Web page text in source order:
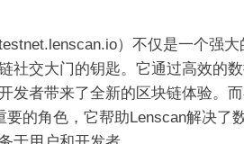
）不仅是一个强大
社交大门的钥匙。它通过高效的
发者带来了全新的区块链体验。
的角色，它帮助Lenscan解决了